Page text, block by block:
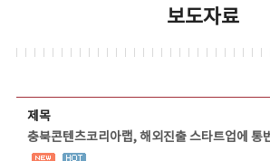
보도자료
제목
충북콘텐츠코리아랩, 해외진출 스타트업에 통